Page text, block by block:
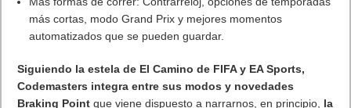
más cortas, modo Grand Prix y mejores momentos
automatizados que se pueden guardar.
Siguiendo la estela de El Camino de FIFA y EA Sports,
Codemasters integra entre sus modos y novedades
Braking Point que viene dispuesto a narrarnos, en principio, la